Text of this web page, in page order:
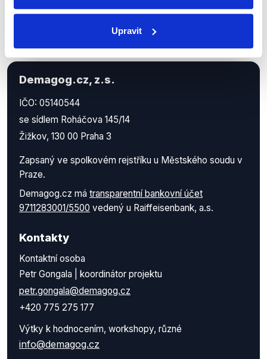
Upravit
Demagog.cz, z.s.
IČO: 05140544
se sídlem Roháčova 145/14
Žižkov, 130 00 Praha 3
Zapsaný ve spolkovém rejstříku u Městského soudu v
Praze.
Demagog.cz má transparentní bankovní účet
9711283001/5500 vedený u Raiffeisenbank, a.s.
Kontakty
Kontaktní osoba
Petr Gongala | koordinátor projektu
petr.gongala@demagog.cz
+420 775 275 177
Výtky k hodnocením, workshopy, různé
info@demagog.cz